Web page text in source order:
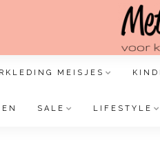
MEISJES
SALE LIFESTYLE